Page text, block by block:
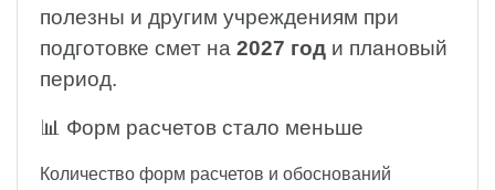
полезны и другим учреждениям при
подготовке смет на 2027 год и плановый
период.
📊 Форм расчетов стало меньше
Количество форм расчетов и обоснований